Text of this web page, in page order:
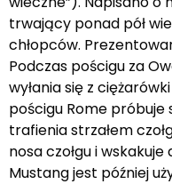
trwający ponad pół
chłopców.
Podczas pościgu za
wyłania się z
pościgu Rome próbuje
trafienia strzałem
nosa czołgu i
Mustang jest później